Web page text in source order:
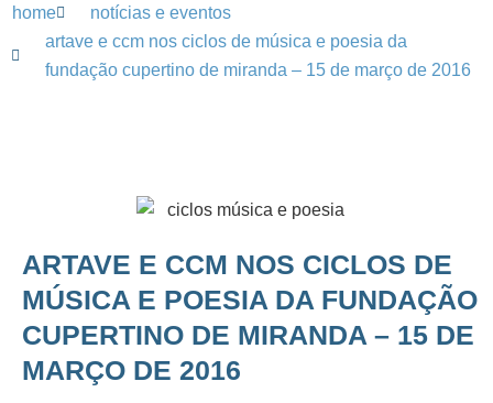
home
notícias e eventos
artave e ccm nos ciclos de música e poesia da
fundação cupertino de miranda – 15 de março de 2016
ARTAVE E CCM NOS CICLOS DE
MÚSICA E POESIA DA FUNDAÇÃO
CUPERTINO DE MIRANDA – 15 DE
MARÇO DE 2016